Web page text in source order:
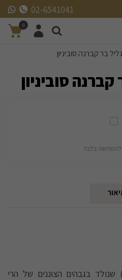
02-6541041
0
גליל בר קברנה סוביניון
קברנה סוביניון
להמחשה בלבד
קברנה סוביניון טהור (100%) שנולד בגבהים הצוננים של הרי